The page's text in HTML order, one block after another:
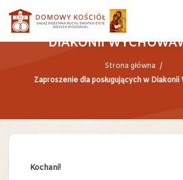
ZAPROSZENIE DLA
DIAKONII
Strona główna /
Zaproszenie dla posługujących w
Kochani!